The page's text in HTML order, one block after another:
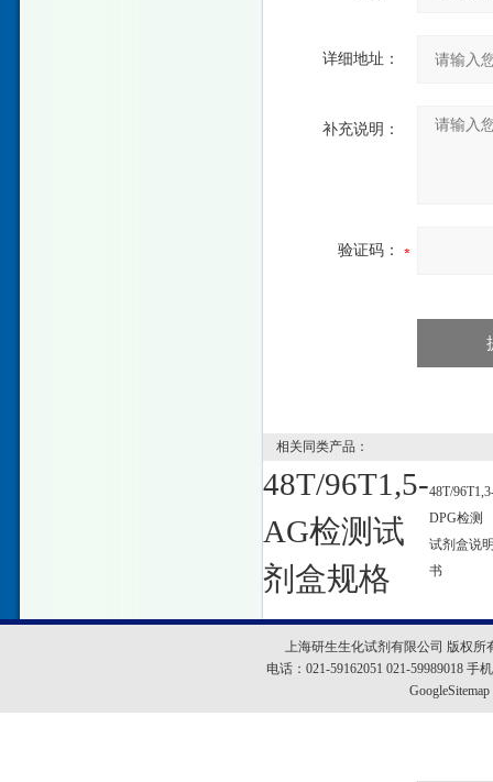
详细地址：
补充说明：
验证码：
相关同类产品：
48T/96T1,5-
AG检测试
剂盒规格
48T/
DPG检测
试剂盒说
书
上海研生生化试剂有限公司 版权所
电话：021-59162051 021-59989018 手
GoogleSitemap